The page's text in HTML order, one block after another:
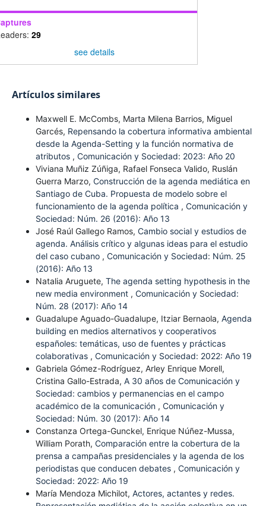
29
see details
Artículos similares
Maxwell E. McCombs, Marta Milena Barrios, Miguel
Garcés, Repensando la cobertura informativa ambiental
desde la Agenda-Setting y la función normativa de
atributos , Comunicación y Sociedad: 2023: Año 20
Viviana Muñiz Zúñiga, Rafael Fonseca Valido, Ruslán
Guerra Marzo, Construcción de la agenda mediática en
Santiago de Cuba. Propuesta de modelo sobre el
funcionamiento de la agenda política , Comunicación y
Sociedad: Núm. 26 (2016): Año 13
José Raúl Gallego Ramos, Cambio social y estudios de
agenda. Análisis crítico y algunas ideas para el estudio
del caso cubano , Comunicación y Sociedad: Núm. 25
(2016): Año 13
Natalia Aruguete, The agenda setting hypothesis in the
new media environment , Comunicación y Sociedad:
Núm. 28 (2017): Año 14
Guadalupe Aguado-Guadalupe, Itziar Bernaola, Agenda
building en medios alternativos y cooperativos
españoles: temáticas, uso de fuentes y prácticas
colaborativas , Comunicación y Sociedad: 2022: Año 19
Gabriela Gómez-Rodríguez, Arley Enrique Morell,
Cristina Gallo-Estrada, A 30 años de Comunicación y
Sociedad: cambios y permanencias en el campo
académico de la comunicación , Comunicación y
Sociedad: Núm. 30 (2017): Año 14
Constanza Ortega-Gunckel, Enrique Núñez-Mussa,
William Porath, Comparación entre la cobertura de la
prensa a campañas presidenciales y la agenda de los
periodistas que conducen debates , Comunicación y
Sociedad: 2022: Año 19
María Mendoza Michilot, Actores, actantes y redes.